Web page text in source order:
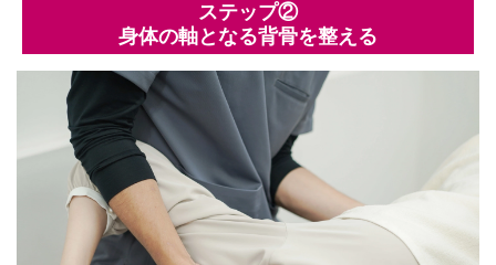
ステップ②
身体の軸となる背骨を整える